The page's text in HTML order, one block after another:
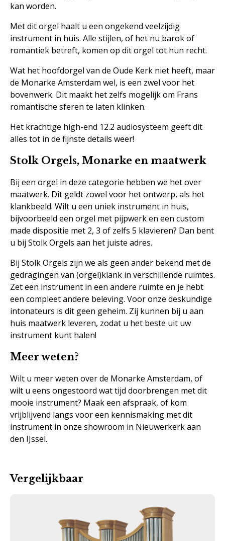
kan worden.
Met dit orgel haalt u een ongekend veelzijdig
instrument in huis. Alle stijlen, of het nu barok of
romantiek betreft, komen op dit orgel tot hun recht.
Wat het hoofdorgel van de Oude Kerk niet heeft, maar
de Monarke Amsterdam wel, is een zwel voor het
bovenwerk. Dit maakt het zelfs mogelijk om Frans
romantische sferen te laten klinken.
Het krachtige high-end 12.2 audiosysteem geeft dit
alles tot in de fijnste details weer!
Stolk Orgels, Monarke en maatwerk
Bij een orgel in deze categorie hebben we het over
maatwerk. Dit geldt zowel voor het ontwerp, als het
klankbeeld. Wilt u een uniek instrument in huis,
bijvoorbeeld een orgel met pijpwerk en een custom
made dispositie met 2, 3 of zelfs 5 klavieren? Dan bent
u bij Stolk Orgels aan het juiste adres.
Bij Stolk Orgels zijn we als geen ander bekend met de
gedragingen van (orgel)klank in verschillende ruimtes.
Zet een instrument in een andere ruimte en je hebt
een compleet andere beleving. Voor onze deskundige
intonateurs is dit geen geheim. Zij kunnen bij u aan
huis maatwerk leveren, zodat u het beste uit uw
instrument kunt halen!
Meer weten?
Wilt u meer weten over de Monarke Amsterdam, of
wilt u eens ongestoord wat tijd doorbrengen met dit
mooie instrument? Maak een afspraak, of kom
vrijblijvend langs voor een kennismaking met dit
instrument in onze showroom in Nieuwerkerk aan
den IJssel.
Vergelijkbaar